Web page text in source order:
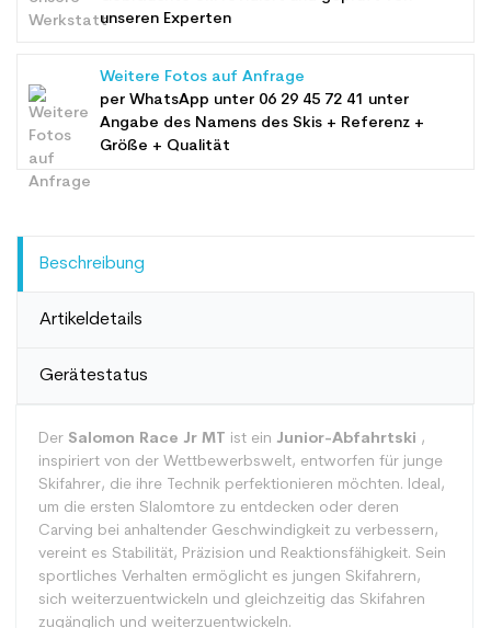
unseren Experten
Weitere Fotos auf Anfrage
per WhatsApp unter 06 29 45 72 41 unter
Angabe des Namens des Skis + Referenz +
Größe + Qualität
Beschreibung
Artikeldetails
Gerätestatus
Der Salomon Race Jr MT ist ein Junior-Abfahrtski ,
inspiriert von der Wettbewerbswelt, entworfen für junge
Skifahrer, die ihre Technik perfektionieren möchten. Ideal,
um die ersten Slalomtore zu entdecken oder deren
Carving bei anhaltender Geschwindigkeit zu verbessern,
vereint es Stabilität, Präzision und Reaktionsfähigkeit. Sein
sportliches Verhalten ermöglicht es jungen Skifahrern,
sich weiterzuentwickeln und gleichzeitig das Skifahren
zugänglich und weiterzuentwickeln.